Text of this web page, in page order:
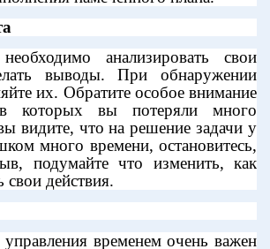
анализировать свои
выводы. При обнаружении
их. Обратите особое внимание
которых вы потеряли много
видите, что на решение задачи у
много времени, остановитесь,
подумайте что изменить, как
свои действия.
временем очень важен